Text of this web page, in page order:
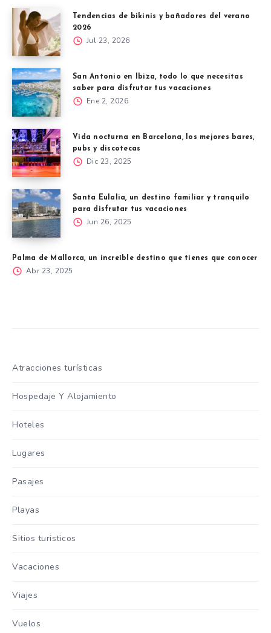
Tendencias de bikinis y bañadores del verano
2026
Jul 23, 2026
San Antonio en Ibiza, todo lo que necesitas
saber para disfrutar tus vacaciones
Ene 2, 2026
Vida nocturna en Barcelona, los mejores bares,
pubs y discotecas
Dic 23, 2025
Santa Eulalia, un destino familiar y tranquilo
para disfrutar tus vacaciones
Jun 26, 2025
Palma de Mallorca, un increíble destino que tienes que conocer
Abr 23, 2025
Atracciones turísticas
Hospedaje Y Alojamiento
Hoteles
Lugares
Pasajes
Playas
Sitios turisticos
Vacaciones
Viajes
Vuelos